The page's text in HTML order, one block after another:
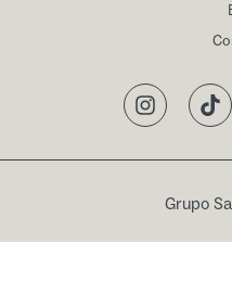
Instagram
Grupo